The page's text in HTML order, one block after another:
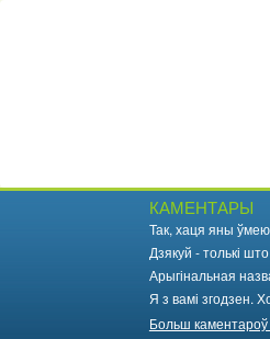
КАМЕНТАРЫ
Так, хаця яны
Дзякуй - толькі
Арыгінальная
Я з вамі згодзен.
Больш